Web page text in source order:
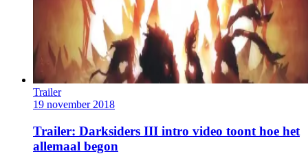
Trailer
19 november 2018
Trailer: Darksiders III intro video toont hoe het
allemaal begon